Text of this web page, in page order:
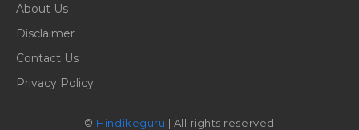
About Us
Disclaimer
Contact Us
Privacy Policy
© Hindikeguru | All rights reserved